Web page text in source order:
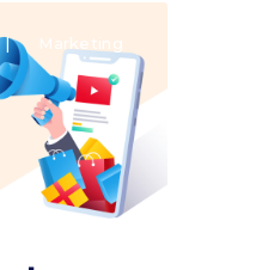
Marketing